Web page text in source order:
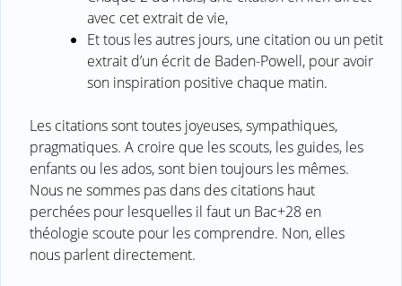
avec cet extrait de vie,
Et tous les autres jours, une citation ou un petit
extrait d’un écrit de Baden-Powell, pour avoir
son inspiration positive chaque matin.
Les citations sont toutes joyeuses, sympathiques,
pragmatiques. A croire que les scouts, les guides, les
enfants ou les ados, sont bien toujours les mêmes.
Nous ne sommes pas dans des citations haut
perchées pour lesquelles il faut un Bac+28 en
théologie scoute pour les comprendre. Non, elles
nous parlent directement.